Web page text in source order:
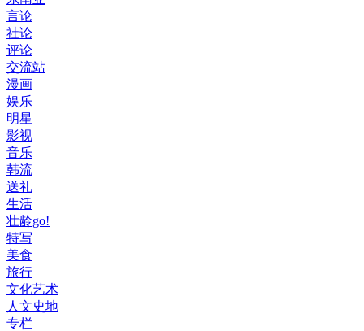
言论
社论
评论
交流站
漫画
娱乐
明星
影视
音乐
韩流
送礼
生活
壮龄go!
特写
美食
旅行
文化艺术
人文史地
专栏